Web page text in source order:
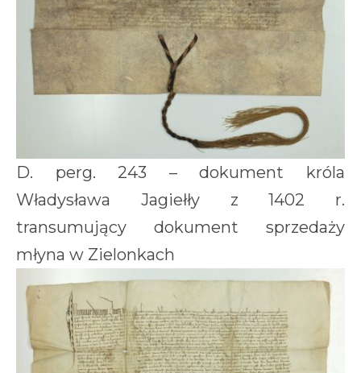
D. perg. 243 – dokument króla
Władysława Jagiełły z 1402 r.
transumujący dokument sprzedaży
młyna w Zielonkach